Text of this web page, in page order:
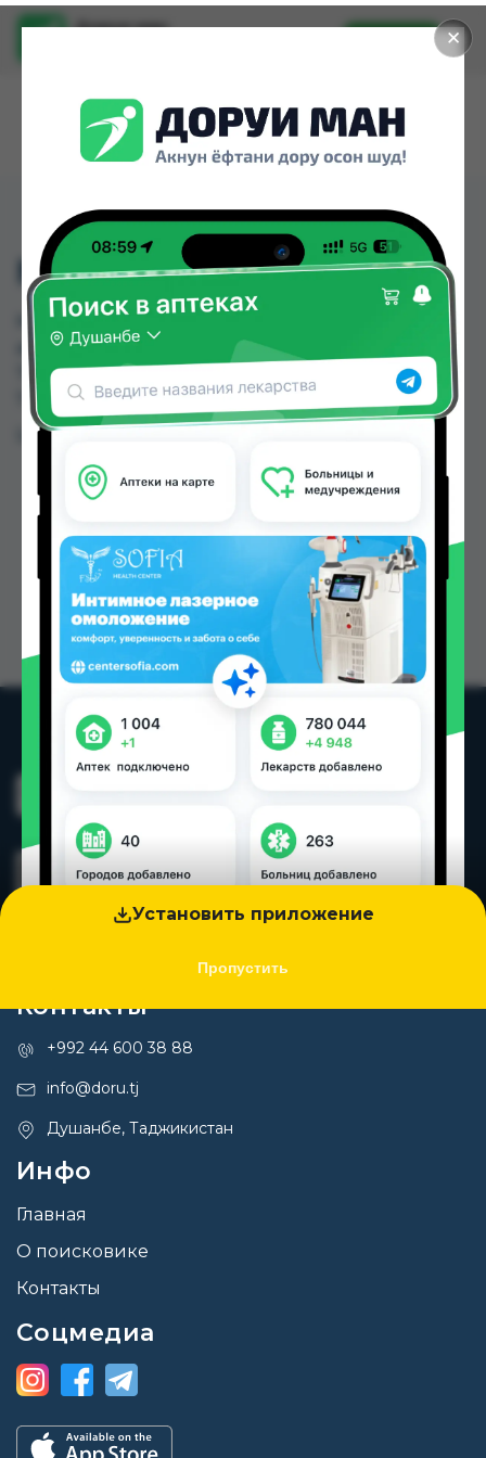
✕
Установить приложение
Пропустить
Доруи ман
Установить
MG B6 №60
MG B6 №60 можно купить или заказать в
аптеках, Ибн Хайян (Масрур-фарм) по цене от
72.00 TJS в Душанбе и других городах
Таджикистана
Цена: от
72.00 TJS
Контакты
+992 44 600 38 88
info@doru.tj
Душанбе, Таджикистан
Инфо
Главная
О поисковике
Контакты
Соцмедиа